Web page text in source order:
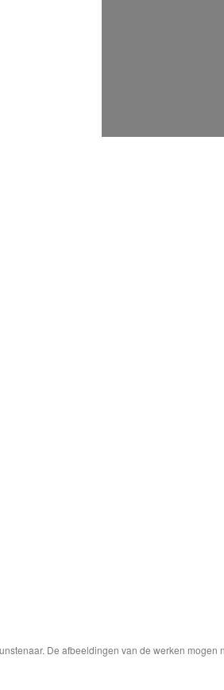
De afbeeldingen van de werken mogen